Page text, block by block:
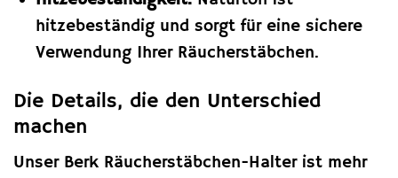
hitzebeständig und sorgt für eine sichere
Verwendung Ihrer Räucherstäbchen.
Die Details, die den Unterschied
machen
Unser Berk Räucherstäbchen-Halter ist mehr